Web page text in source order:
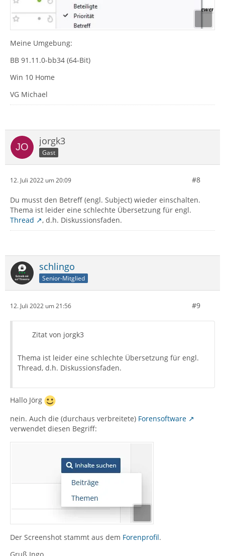
Meine Umgebung:
BB 91.11.0-bb34 (64-Bit)
Win 10 Home
VG Michael
jorgk3
Gast
12. Juli 2022 um 20:09 #8
Du musst den Betreff (engl. Subject) wieder einschalten.
Thema ist leider eine schlechte Übersetzung für engl.
Thread
, d.h. Diskussionsfaden.
schlingo
Senior-Mitglied
12. Juli 2022 um 21:56 #9
Zitat von jorgk3
Thema ist leider eine schlechte Übersetzung für engl.
Thread, d.h. Diskussionsfaden.
Hallo Jörg
nein. Auch die (durchaus verbreitete) Forensoftware
verwendet diesen Begriff:
Der Screenshot stammt aus dem Forenprofil.